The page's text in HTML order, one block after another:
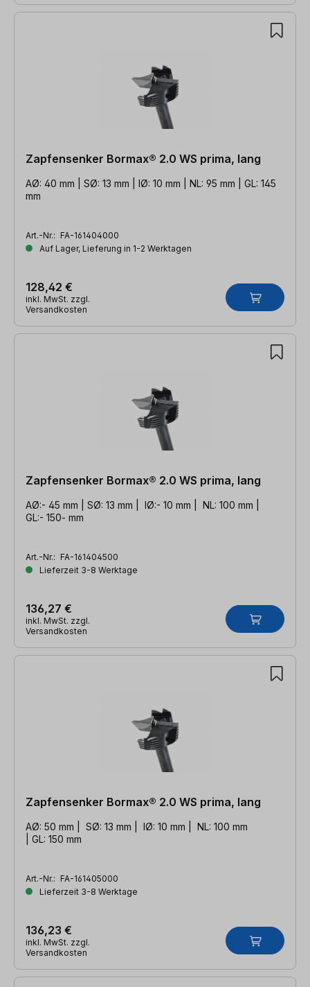
Zapfensenker Bormax® 2.0 WS prima, lang
AØ: 40 mm | SØ: 13 mm | IØ: 10 mm | NL: 95 mm | GL: 145
mm
Art.-Nr.: FA-161404000
Auf Lager, Lieferung in 1-2 Werktagen
128,42 €
inkl. MwSt. zzgl.
Versandkosten
Zapfensenker Bormax® 2.0 WS prima, lang
AØ:- 45 mm | SØ: 13 mm | IØ:- 10 mm | NL: 100 mm |
GL:- 150- mm
Art.-Nr.: FA-161404500
Lieferzeit 3-8 Werktage
136,27 €
inkl. MwSt. zzgl.
Versandkosten
Zapfensenker Bormax® 2.0 WS prima, lang
AØ: 50 mm | SØ: 13 mm | IØ: 10 mm | NL: 100 mm
| GL: 150 mm
Art.-Nr.: FA-161405000
Lieferzeit 3-8 Werktage
136,23 €
inkl. MwSt. zzgl.
Versandkosten